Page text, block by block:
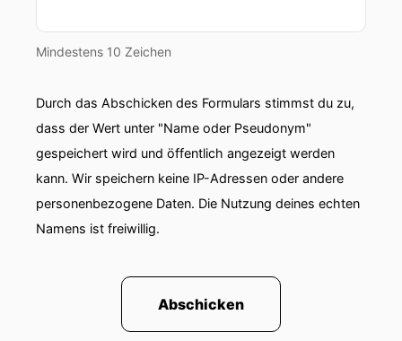
Mindestens 10 Zeichen
Durch das Abschicken des Formulars stimmst du zu,
dass der Wert unter "Name oder Pseudonym"
gespeichert wird und öffentlich angezeigt werden
kann. Wir speichern keine IP-Adressen oder andere
personenbezogene Daten. Die Nutzung deines echten
Namens ist freiwillig.
Abschicken